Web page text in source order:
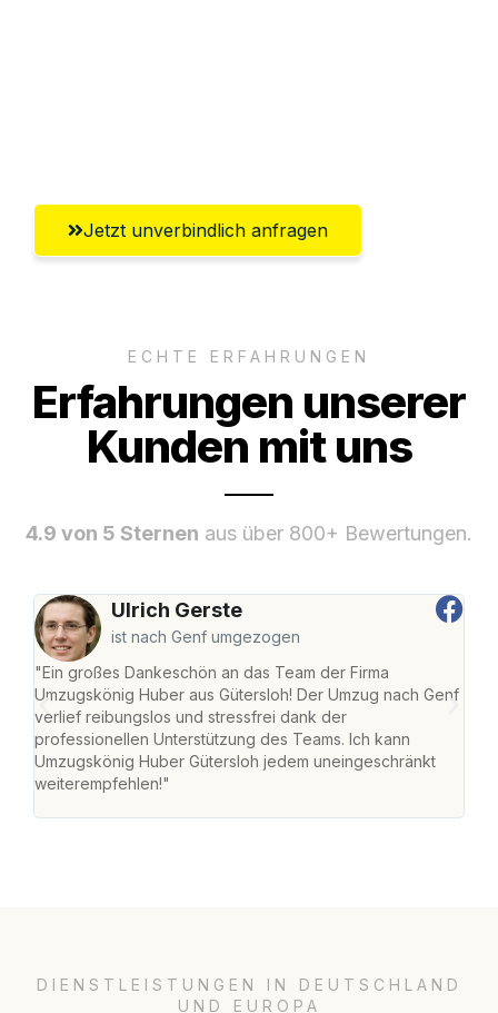
Jetzt unverbindlich anfragen
ECHTE ERFAHRUNGEN
Erfahrungen unserer
Kunden mit uns
4.9 von 5 Sternen aus über 800+ Bewertungen.
Ulrich Gerste
ist nach Genf umgezogen
"Ein großes Dankeschön an das Team der Firma
Umzugskönig Huber aus Gütersloh! Der Umzug nach Genf
verlief reibungslos und stressfrei dank der
professionellen Unterstützung des Teams. Ich kann
Umzugskönig Huber Gütersloh jedem uneingeschränkt
weiterempfehlen!"
DIENSTLEISTUNGEN IN DEUTSCHLAND
UND EUROPA